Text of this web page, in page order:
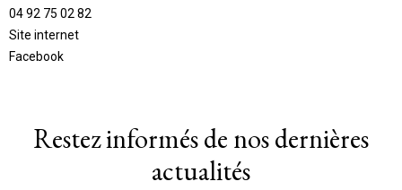
04 92 75 02 82
Site internet
Facebook
Restez informés de nos dernières
actualités